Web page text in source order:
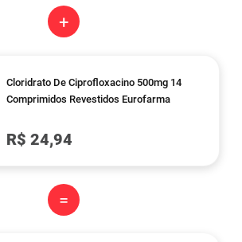
+
Cloridrato De Ciprofloxacino 500mg 14
Comprimidos Revestidos Eurofarma
R$ 24,94
=